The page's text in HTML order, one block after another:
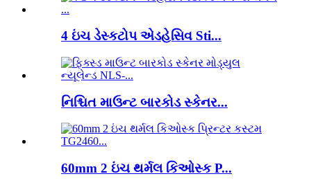
4 ઇંચ ડેસ્કટોપ એડહેસિવ Sti...
નિશ્ચિત માઉન્ટ બારકોડ સ્કેનર...
60mm 2 ઇંચ થર્મલ કિઓસ્ક P...